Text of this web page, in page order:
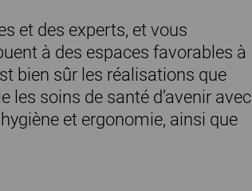
et des experts, et vous
à des espaces favorables à
bien sûr les réalisations que
soins de santé d’avenir avec
et ergonomie, ainsi que